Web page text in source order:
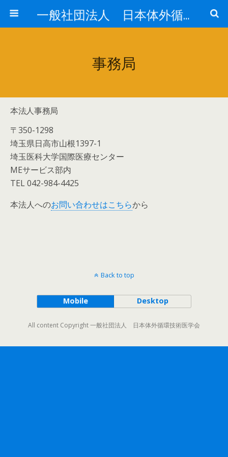
一般社団法人 日本体外循環技術医学会
事務局
本法人事務局
〒350-1298
埼玉県日高市山根1397-1
埼玉医科大学国際医療センター
MEサービス部内
TEL 042-984-4425
本法人へのお問い合わせはこちらから
Back to top
Mobile Desktop
All content Copyright 一般社団法人 日本体外循環技術医学会